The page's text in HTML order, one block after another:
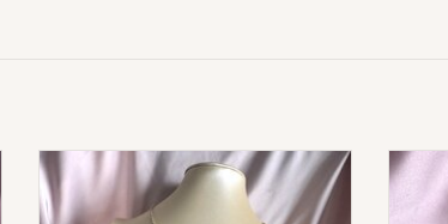
Button Necklace
ADD TO CART